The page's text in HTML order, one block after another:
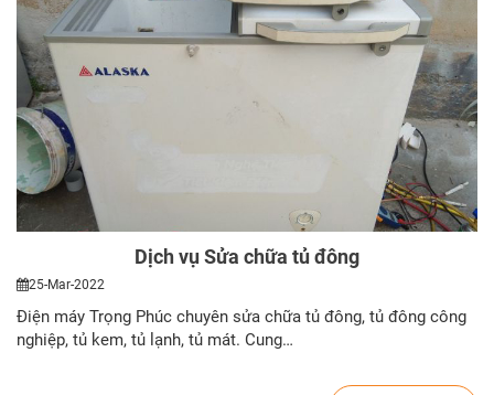
Dịch vụ Sửa chữa tủ đông
25-Mar-2022
Điện máy Trọng Phúc chuyên sửa chữa tủ đông, tủ đông công
nghiệp, tủ kem, tủ lạnh, tủ mát. Cung…